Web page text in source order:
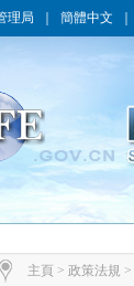
理局 簡體中文
主頁 > 政策法規 >